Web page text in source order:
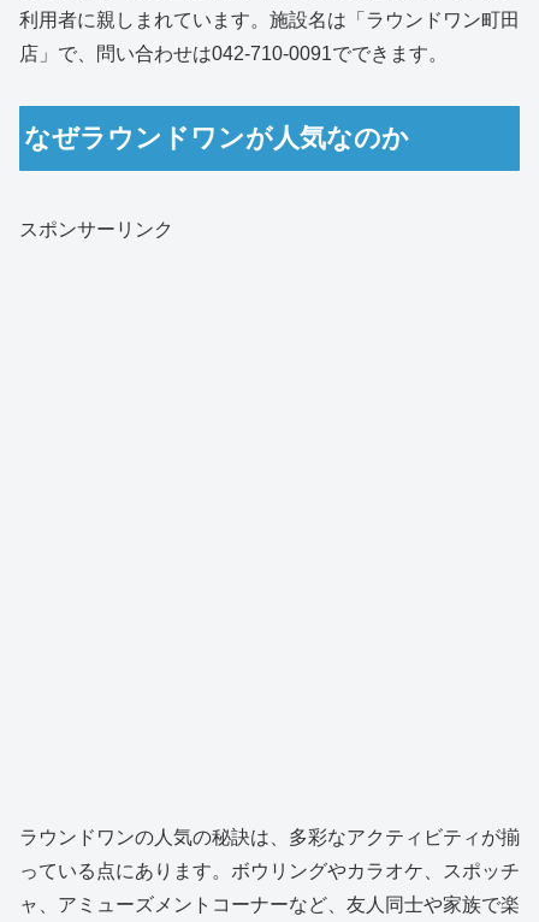
利用者に親しまれています。施設名は「ラウンドワン町田
店」で、問い合わせは042-710-0091でできます。
なぜラウンドワンが人気なのか
スポンサーリンク
ラウンドワンの人気の秘訣は、多彩なアクティビティが揃
っている点にあります。ボウリングやカラオケ、スポッチ
ャ、アミューズメントコーナーなど、友人同士や家族で楽